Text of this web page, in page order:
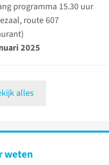
programma 15.30 uur
route 607
2025
alles
weten